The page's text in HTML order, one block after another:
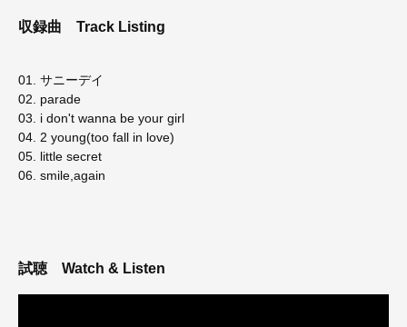
収録曲 Track Listing
01. サニーデイ
02. parade
03. i don't wanna be your girl
04. 2 young(too fall in love)
05. little secret
06. smile,again
試聴 Watch & Listen